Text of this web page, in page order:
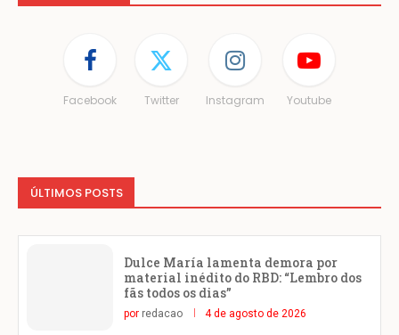
Facebook Twitter Instagram Youtube
ÚLTIMOS POSTS
Dulce María lamenta demora por
material inédito do RBD: “Lembro dos
fãs todos os dias”
por redacao 4 de agosto de 2026